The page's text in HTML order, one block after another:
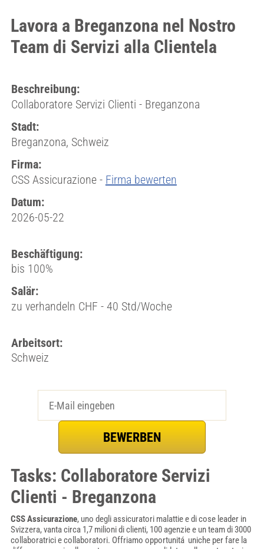
Lavora a Breganzona nel Nostro
Team di Servizi alla Clientela
Beschreibung:
Collaboratore Servizi Clienti - Breganzona
Stadt:
Breganzona, Schweiz
Firma:
CSS Assicurazione - Firma bewerten
Datum:
2026-05-22
Beschäftigung:
bis 100%
Salär:
zu verhandeln CHF - 40 Std/Woche
Arbeitsort:
Schweiz
Tasks: Collaboratore Servizi
Clienti - Breganzona
CSS Assicurazione, uno degli assicuratori malattie e di cose leader in
Svizzera, vanta circa 1,7 milioni di clienti, 100 agenzie e un team di 3000
collaboratrici e collaboratori. Offriamo opportunitá uniche per fare la